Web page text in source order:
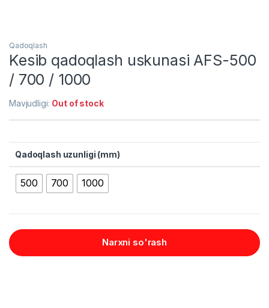
Qadoqlash
Kesib qadoqlash uskunasi AFS-500
/ 700 / 1000
Mavjudligi: Out of stock
Qadoqlash uzunligi (mm)
500 700 1000
Narxni so'rash